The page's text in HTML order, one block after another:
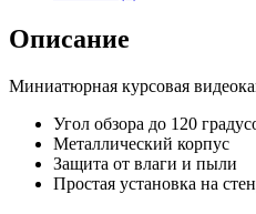
Описание
Миниатюрная курсовая
Угол обзора до 120
Металлический корпус
Защита от влаги и пыли
Простая установка на